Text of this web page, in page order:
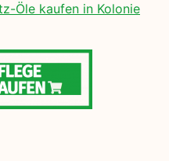
Öle kaufen in Kolonie